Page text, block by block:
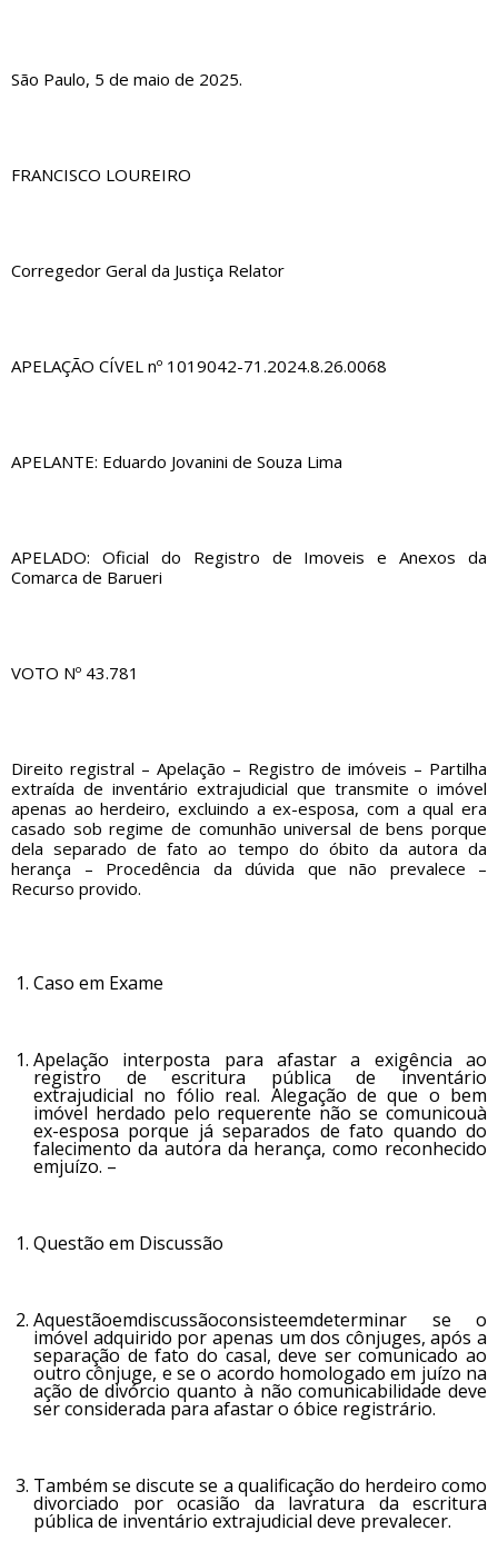
São Paulo, 5 de maio de 2025.
FRANCISCO LOUREIRO
Corregedor Geral da Justiça Relator
APELAÇÃO CÍVEL nº 1019042-71.2024.8.26.0068
APELANTE: Eduardo Jovanini de Souza Lima
APELADO: Oficial do Registro de Imoveis e Anexos da
Comarca de Barueri
VOTO Nº 43.781
Direito registral – Apelação – Registro de imóveis – Partilha
extraída de inventário extrajudicial que transmite o imóvel
apenas ao herdeiro, excluindo a ex-esposa, com a qual era
casado sob regime de comunhão universal de bens porque
dela separado de fato ao tempo do óbito da autora da
herança – Procedência da dúvida que não prevalece –
Recurso provido.
Caso em Exame
Apelação interposta para afastar a exigência ao
registro de escritura pública de inventário
extrajudicial no fólio real. Alegação de que o bem
imóvel herdado pelo requerente não se comunicouà
ex-esposa porque já separados de fato quando do
falecimento da autora da herança, como reconhecido
emjuízo. –
Questão em Discussão
Aquestãoemdiscussãoconsisteemdeterminar se o
imóvel adquirido por apenas um dos cônjuges, após a
separação de fato do casal, deve ser comunicado ao
outro cônjuge, e se o acordo homologado em juízo na
ação de divórcio quanto à não comunicabilidade deve
ser considerada para afastar o óbice registrário.
Também se discute se a qualificação do herdeiro como
divorciado por ocasião da lavratura da escritura
pública de inventário extrajudicial deve prevalecer.